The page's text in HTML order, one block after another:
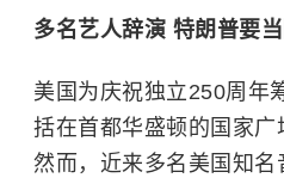
多名艺人辞演 特朗普要
美国为庆祝独立250周年
括在首都华盛顿的国家广
然而，近来多名美国知